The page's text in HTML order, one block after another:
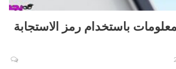
باستخدام رمز الاستجابة